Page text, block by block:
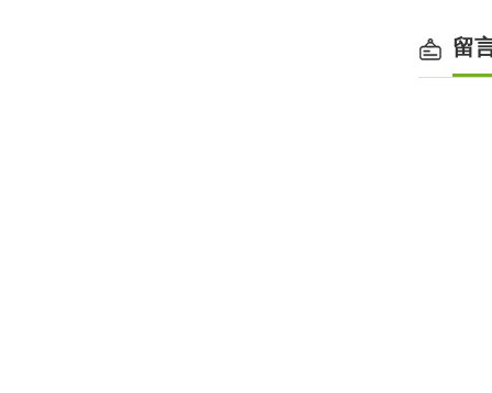
留